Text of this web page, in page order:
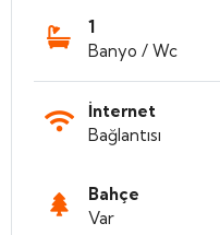
1
Banyo / Wc
İnternet
Bağlantısı
Bahçe
Var